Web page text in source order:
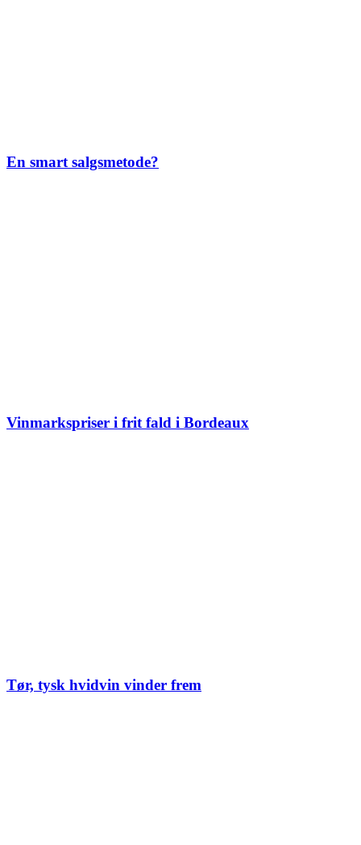
En smart salgsmetode?
Vinmarkspriser i frit fald i Bordeaux
Tør, tysk hvidvin vinder frem